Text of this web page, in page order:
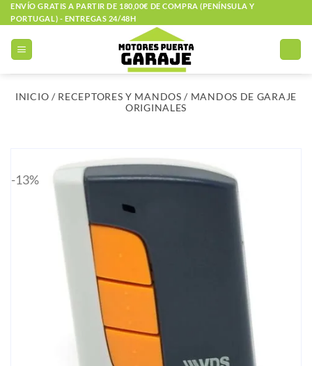
Saltar
al
contenido
ENVÍO GRATIS A PARTIR DE 180,00€ DE COMPRA (PENÍNSULA Y
PORTUGAL) - ENTREGAS 24/48H
INICIO / RECEPTORES Y MANDOS / MANDOS DE GARAJE
ORIGINALES
-13%